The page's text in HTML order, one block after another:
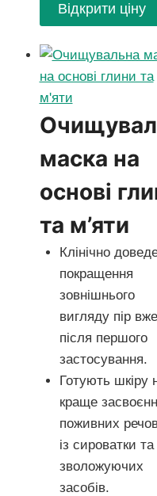
Відкрити ціну
маска на
основі
та м’яти
Клінічно
покращення
зовнішнього
вигляду пір вже
після першого
застосування.
Готують шкіру
краще
поживних
із сироватки та
зволожуючих
засобів.